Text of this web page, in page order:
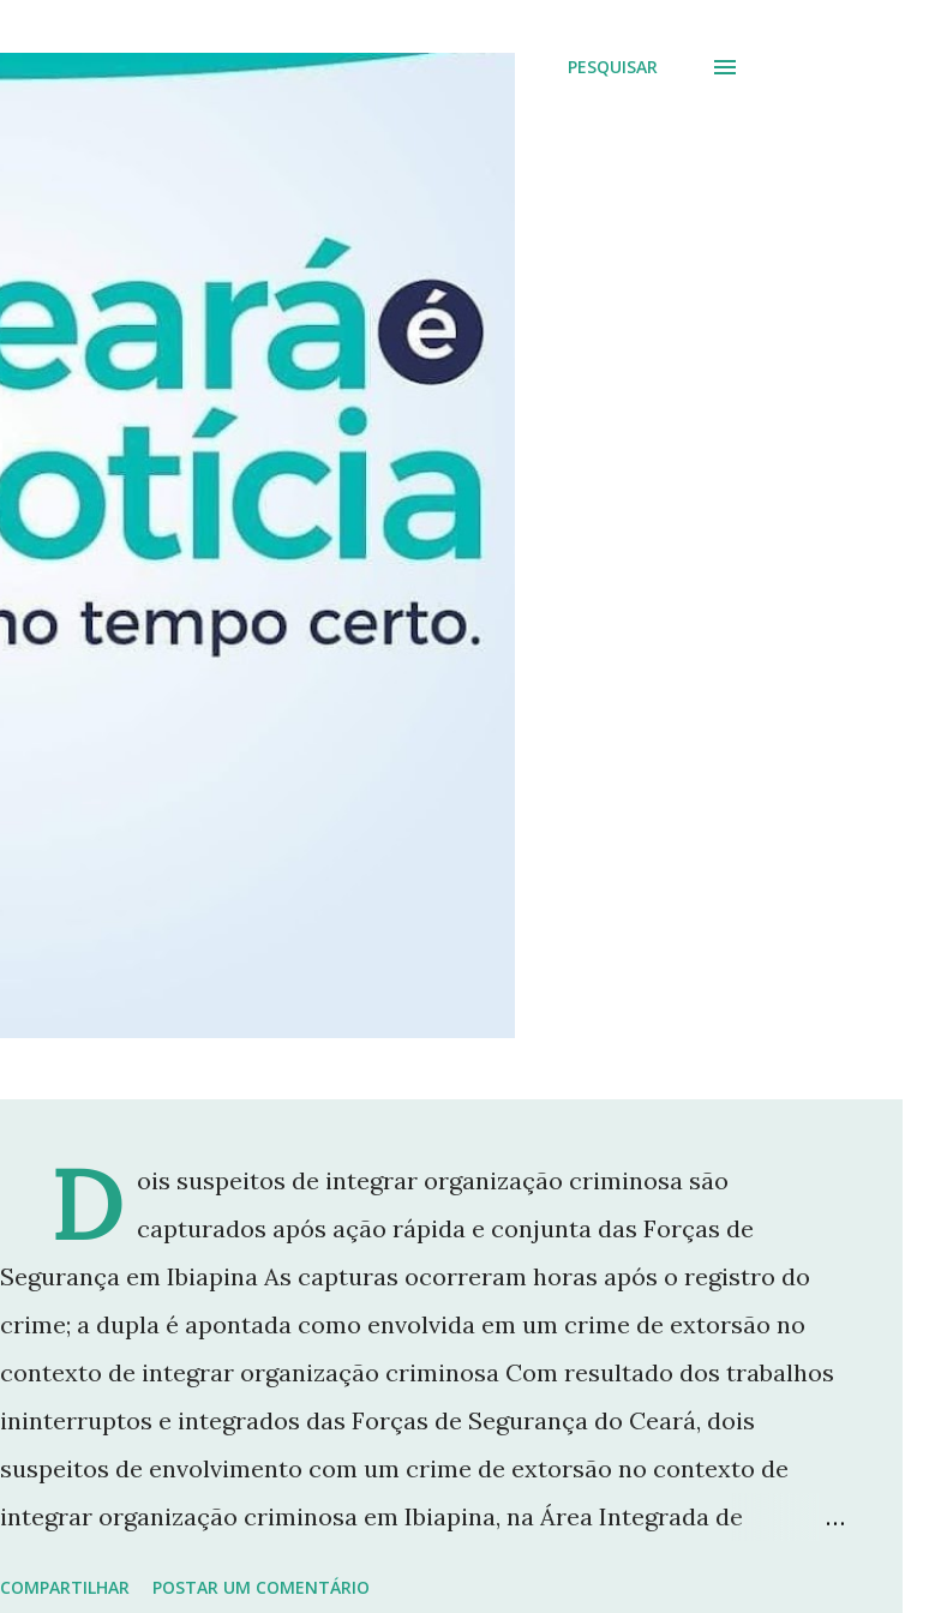
PESQUISAR
D ois suspeitos de integrar organização criminosa são
capturados após ação rápida e conjunta das Forças de
Segurança em Ibiapina As capturas ocorreram horas após o registro do
crime; a dupla é apontada como envolvida em um crime de extorsão no
contexto de integrar organização criminosa Com resultado dos trabalhos
ininterruptos e integrados das Forças de Segurança do Ceará, dois
suspeitos de envolvimento com um crime de extorsão no contexto de
integrar organização criminosa em Ibiapina, na Área Integrada de
COMPARTILHAR POSTAR UM COMENTÁRIO